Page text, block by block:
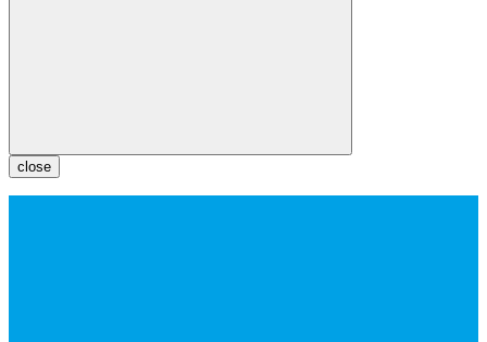
close